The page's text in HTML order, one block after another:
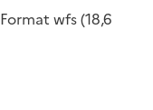
Format wfs(18,6